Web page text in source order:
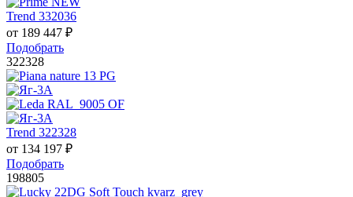
Trend 332036
от 189 447 ₽
Подобрать
322328
Trend 322328
от 134 197 ₽
Подобрать
198805